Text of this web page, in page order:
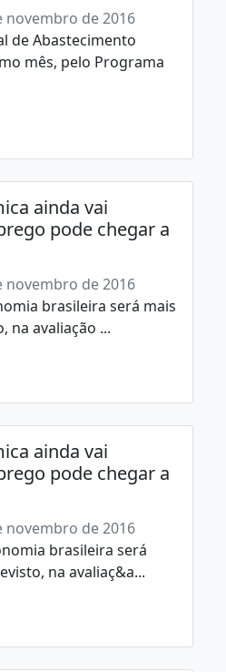
novembro de 2016
de Abastecimento
mês, pelo Programa
ainda vai
pode chegar a
novembro de 2016
brasileira será mais
na avaliação ...
ainda vai
pode chegar a
novembro de 2016
brasileira será
na avaliaç&a...